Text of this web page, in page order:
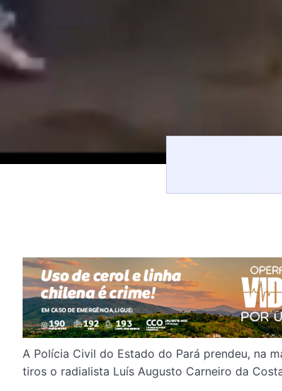
A Polícia Civil do Estado do Pará prendeu, na
tiros o radialista Luís Augusto Carneiro da